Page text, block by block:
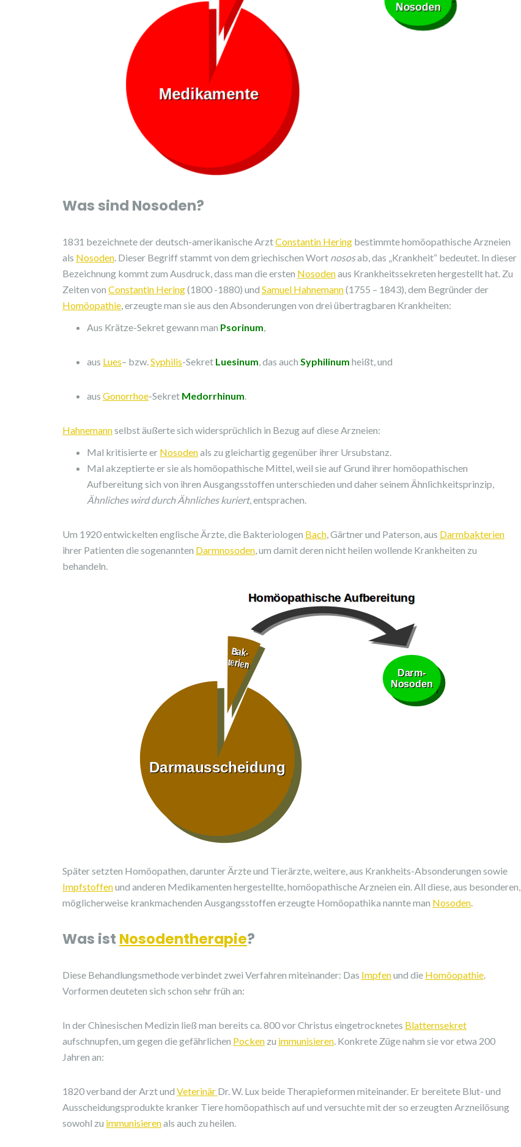
Was sind Nosoden?
1831 bezeichnete der deutsch-amerikanische ArztConstantin Hering bestimmte homöopathische Arzneien
als Nosoden. Dieser Begriff stammt von dem griechischen Wort nososab, das „Krankheit“ bedeutet. In dieser
Bezeichnung kommt zum Ausdruck, dass man die ersten Nosodenaus Krankheitssekreten hergestellt hat. Zu
Zeiten von Constantin Hering(1800 -1880) und Samuel Hahnemann(1755 – 1843), dem Begründer der
Homöopathie, erzeugte man sie aus den Absonderungen von drei übertragbaren Krankheiten:
Aus Krätze-Sekret gewann man Psorinum,
aus Lues– bzw.Syphilis-Sekret Luesinum, das auch Syphilinum heißt, und
aus Gonorrhoe-Sekret Medorrhinum.
Hahnemannselbst äußerte sich widersprüchlich in Bezug auf diese Arzneien:
Mal kritisierte er Nosodenals zu gleichartig gegenüber ihrer Ursubstanz.
Mal akzeptierte er sie als homöopathische Mittel, weil sie auf Grund ihrer homöopathischen
Aufbereitung sich von ihren Ausgangsstoffen unterschieden und daher seinem Ähnlichkeitsprinzip,
Ähnliches wird durch Ähnliches kuriert, entsprachen.
Um 1920 entwickelten englische Ärzte, die Bakteriologen Bach, Gärtner und Paterson, aus Darmbakterien
ihrer Patienten die sogenannten Darmnosoden, um damit deren nicht heilen wollende Krankheiten zu
behandeln.
Später setzten Homöopathen, darunter Ärzte und Tierärzte, weitere, aus Krankheits-Absonderungen sowie
Impfstoffenund anderen Medikamenten hergestellte, homöopathische Arzneien ein. All diese, aus besonderen,
möglicherweise krankmachenden Ausgangsstoffen erzeugte Homöopathika nannte man Nosoden.
Was ist Nosodentherapie?
Diese Behandlungsmethode verbindet zwei Verfahren miteinander: Das Impfenund die Homöopathie.
Vorformen deuteten sich schon sehr früh an:
In der Chinesischen Medizin ließ man bereits ca. 800 vor Christus eingetrocknetes Blatternsekret
aufschnupfen, um gegen die gefährlichen Pocken zu immunisieren. Konkrete Züge nahm sie vor etwa 200
Jahren an:
1820 verband der Arzt und Veterinär Dr. W. Lux beide Therapieformen miteinander. Er bereitete Blut- und
Ausscheidungsprodukte kranker Tiere homöopathisch auf und versuchte mit der so erzeugten Arzneilösung
sowohl zu immunisierenals auch zu heilen.